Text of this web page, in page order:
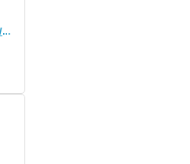
PRIME HYDRATION STRAWBERRY WATERMALON 500 ML 12 ADET